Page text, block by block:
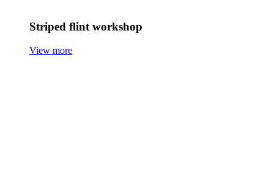
Striped flint workshop
View more